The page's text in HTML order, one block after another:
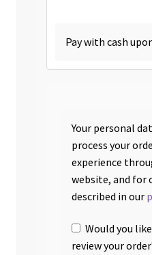
Pay with cash
Your personal
process your
experience
website, and for
described in our
Would you
review your